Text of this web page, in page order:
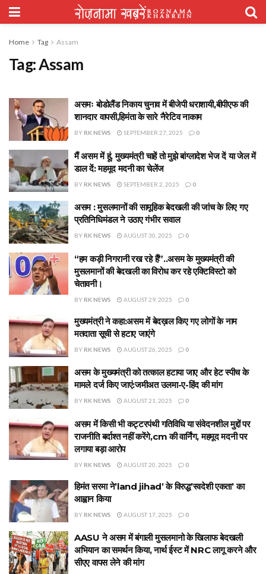
Home Tag Assam
Tag:Assam
असमः बोडोलैंड निकाय चुनाव में बीजेपी धराशायी,बीपीएफ की
शानदार वापसी,हिमंता के सारे नैरेटिव नाकाम
BY RK NEWS SEPTEMBER 27, 2025 0
मैं असम में हूं, मुख्यमंत्री चाहें तो मुझे बांग्लादेश भेज दें या जेल में
डाल दें: महमूद मदनी का चेलेंज
BY RK NEWS SEPTEMBER 2, 2025 0
असम : मुसलमानों की सामूहिक बेदखली की जांच के लिए गए
प्रतिनिधिमंडल ने उठाए गंभीर सवाल
BY RK NEWS AUGUST 30, 2025 0
“हम कड़ी निगरानी रख रहे हैं”..असम के मुख्यमंत्री की
मुसलमानों की बेदखली का विरोध कर रहे एक्टिविस्टो को
चेतावनी।
BY RK NEWS AUGUST 29, 2025 0
मुख्यमंत्री ने कहा:असम में बेदख़ल किए गए लोगों के नाम
मतदाता सूची से हटाए जाएंगे
BY RK NEWS AUGUST 26, 2025 0
असम के मुख्यमंत्री को तत्काल हटाया जाए और हेट स्पीच के
मामले दर्ज किए जाएं:जमीअत उलमा-ए-हिंद की मांग
BY RK NEWS AUGUST 21, 2025 0
असम में किसी भी कट्टरपंथी गतिविधि या संवेदनशील मुद्दों पर
राजनीति बर्दाश्त नहीं करेंगे,cm की वार्निंग, महमूद मदनी पर
लगाया बड़ा आरोप
BY RK NEWS AUGUST 20, 2025 0
हिमंत सरमा ने’land jihad’ के विरुद्ध’स्वदेशी एकता’ का
आह्वान किया
BY RK NEWS AUGUST 17, 2025 0
AASU ने असम में बंगाली मुसलमानो के खिलाफ बेदखली
अभियान का समर्थन किया, नार्थ ईस्ट में NRC लागू करने और
सीएए वापस लेने की मांग